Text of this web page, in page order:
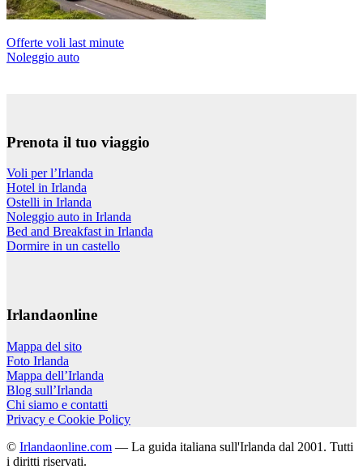
Offerte voli last minute
Noleggio auto
Prenota il tuo viaggio
Voli per l’Irlanda
Hotel in Irlanda
Ostelli in Irlanda
Noleggio auto in Irlanda
Bed and Breakfast in Irlanda
Dormire in un castello
Irlandaonline
Mappa del sito
Foto Irlanda
Mappa dell’Irlanda
Blog sull’Irlanda
Chi siamo e contatti
Privacy e Cookie Policy
© Irlandaonline.com — La guida italiana sull'Irlanda dal 2001. Tutti
i diritti riservati.